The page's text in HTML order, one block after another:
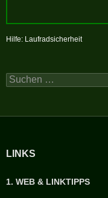
Hilfe: Laufradsicherheit
Suchen
nach:
LINKS
1. WEB & LINKTIPPS